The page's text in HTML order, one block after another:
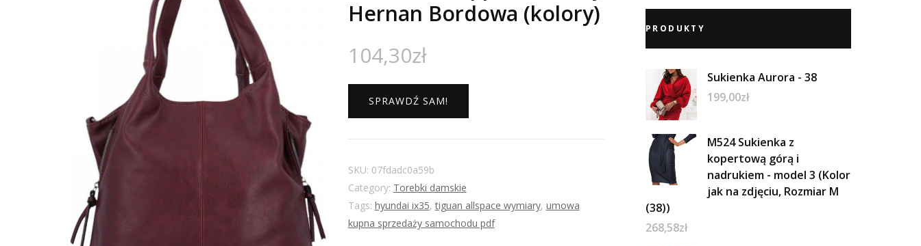
Hernan Bordowa (kolory)
104,30zł
SPRAWDŹ SAM!
SKU: 07fdadc0a59b
Category: Torebki damskie
Tags: hyundai ix35,tiguan allspace wymiary, umowa
kupna sprzedaży samochodu pdf
PRODUKTY
Sukienka Aurora - 38
199,00zł
M524 Sukienka z
kopertową górą i
nadrukiem - model 3 (Kolor
jak na zdjęciu, Rozmiar M
(38))
268,58zł